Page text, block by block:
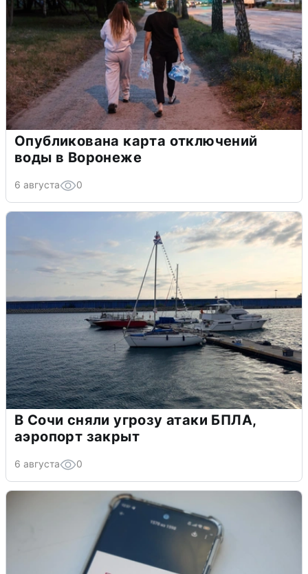
Опубликована карта отключений
воды в Воронеже
6 августа 0
В Сочи сняли угрозу атаки БПЛА,
аэропорт закрыт
6 августа 0